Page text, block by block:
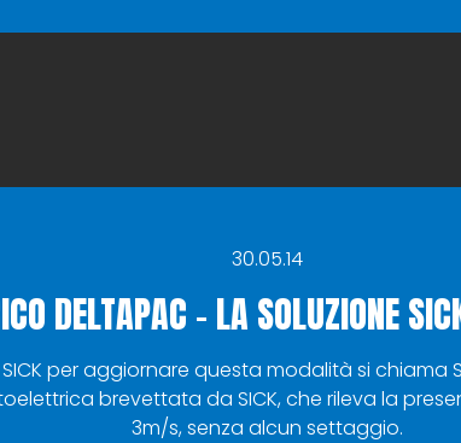
30.05.14
DELTAPAC – LA SOLUZIONE
per aggiornare questa modalità si chiama
brevettata da SICK, che rileva la
3m/s, senza alcun settaggio.